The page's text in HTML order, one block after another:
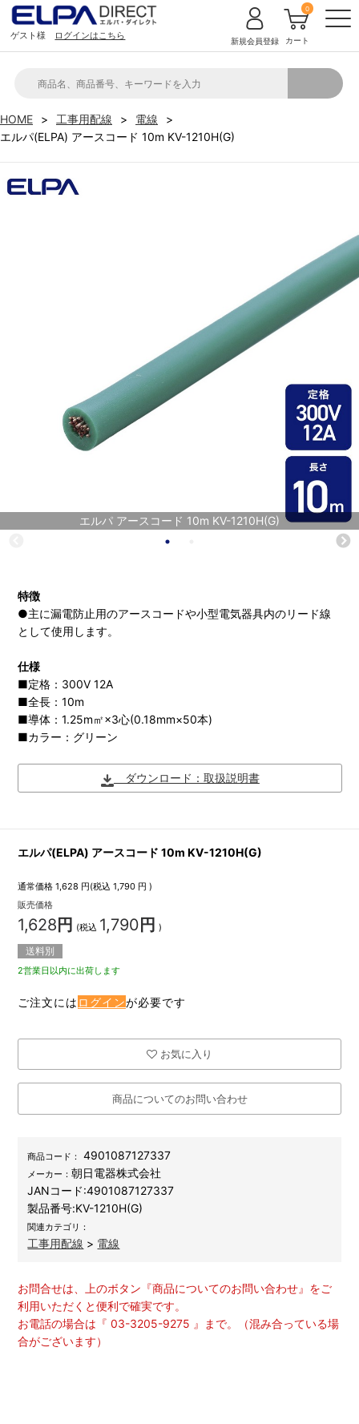
ゲスト様 ログインはこちら 新規会員登録 カート
0
HOME 工事用配線
電線
エルパ(ELPA) アースコード 10m KV-1210H(G)
エルパ アースコード 10m KV-1210H(G)
特徴
●主に漏電防止用のアースコードや小型電気器具内のリード線
として使用します。
仕様
■定格：300V 12A
■全長：10m
■導体：1.25m㎡×3心(0.18mm×50本)
■カラー：グリーン
ダウンロード：取扱説明書
エルパ(ELPA) アースコード 10m KV-1210H(G)
通常価格 1,628 円(税込1,790 円 )
販売価格
1,628 円 (税込 1,790 円 )
送料別
2営業日以内に出荷します
ご注文には ログインが必要です
お気に入り
商品についてのお問い合わせ
商品コード： 4901087127337
メーカー：朝日電器株式会社
JANコード:4901087127337
製品番号:KV-1210H(G)
関連カテゴリ：
工事用配線 > 電線
お問合せは、上のボタン『商品についてのお問い合わせ』をご
利用いただくと便利で確実です。
お電話の場合は『 03-3205-9275 』まで。（混み合っている場
合がございます）